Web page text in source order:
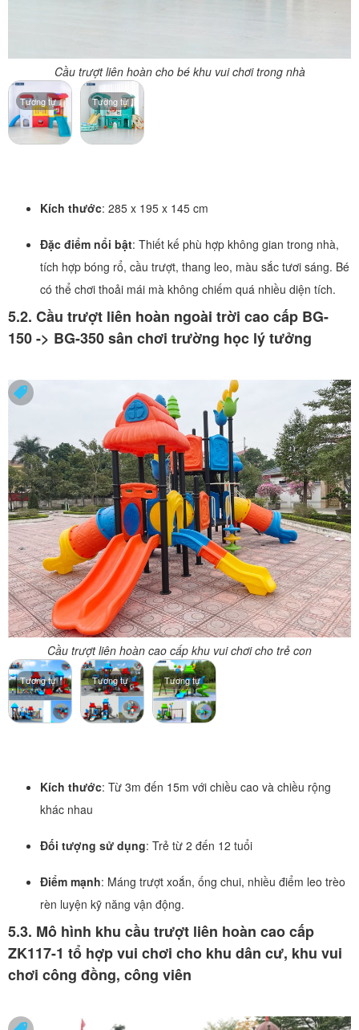
Cầu trượt liên hoàn cho bé khu vui chơi trong nhà
Tương tự Tương tự
Kích thước: 285 x 195 x 145 cm
Đặc điểm nổi bật: Thiết kế phù hợp không gian trong nhà,
tích hợp bóng rổ, cầu trượt, thang leo, màu sắc tươi sáng. Bé
có thể chơi thoải mái mà không chiếm quá nhiều diện tích.
5.2. Cầu trượt liên hoàn ngoài trời cao cấp BG-
150 -> BG-350 sân chơi trường học lý tưởng
Cầu trượt liên hoàn cao cấp khu vui chơi cho trẻ con
Tương tự Tương tự Tương tự
Kích thước: Từ 3m đến 15m với chiều cao và chiều rộng
khác nhau
Đối tượng sử dụng: Trẻ từ 2 đến 12 tuổi
Điểm mạnh: Máng trượt xoắn, ống chui, nhiều điểm leo trèo
rèn luyện kỹ năng vận động.
5.3. Mô hình khu cầu trượt liên hoàn cao cấp
ZK117-1 tổ hợp vui chơi cho khu dân cư, khu vui
chơi công đồng, công viên